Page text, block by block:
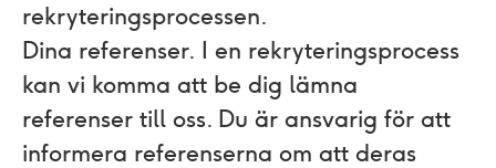
rekryteringsprocessen.
Dina referenser. I en rekryteringsprocess
kan vi komma att be dig lämna
referenser till oss. Du är ansvarig för att
informera referenserna om att deras